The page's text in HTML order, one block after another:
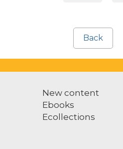
Back
New content
Ebooks
Ecollections